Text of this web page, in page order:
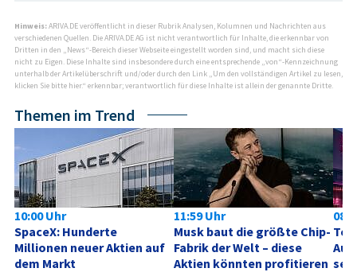
Hinweis:ARIVA.DE veröffentlicht in dieser Rubrik Analysen, Kolumnen und Nachrichten aus
verschiedenen Quellen. Die ARIVA.DE AG ist nicht verantwortlich für Inhalte, die erkennbar von
Dritten in den „News“-Bereich dieser Webseite eingestellt worden sind, und macht sich diese
nicht zu Eigen. Diese Inhalte sind insbesondere durch eine entsprechende „von“-Kennzeichnung
unterhalb der Artikelüberschrift und/oder durch den Link „Um den vollständigen Artikel zu lesen,
klicken Sie bitte hier.“ erkennbar; verantwortlich für diese Inhalte ist allein der genannte Dritte.
Themen im Trend
10:00 Uhr
SpaceX: Hunderte
Millionen neuer Aktien auf
dem Markt
11:59 Uhr
Musk baut die größte Chip-
Fabrik der Welt – diese
Aktien könnten profitieren